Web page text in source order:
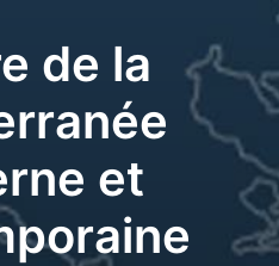
de la
et